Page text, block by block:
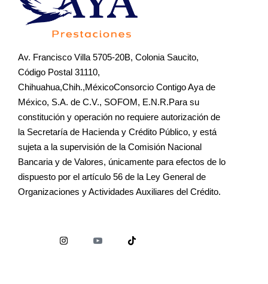
Av. Francisco Villa 5705-20B, Colonia Saucito,
Código Postal 31110,
Chihuahua,Chih.,MéxicoConsorcio Contigo Aya de
México, S.A. de C.V., SOFOM, E.N.R.Para su
constitución y operación no requiere autorización de
la Secretaría de Hacienda y Crédito Público, y está
sujeta a la supervisión de la Comisión Nacional
Bancaria y de Valores, únicamente para efectos de lo
dispuesto por el artículo 56 de la Ley General de
Organizaciones y Actividades Auxiliares del Crédito.